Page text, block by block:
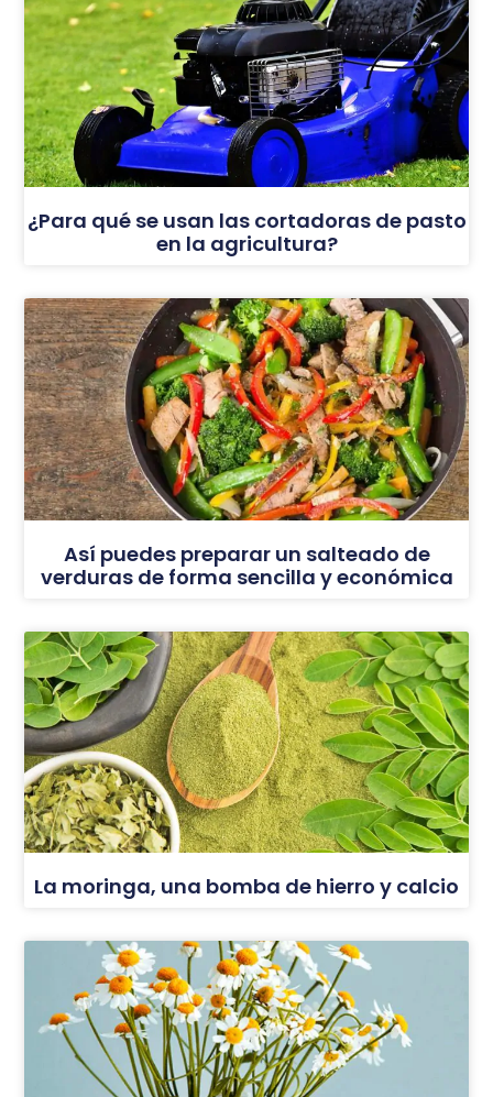
¿Para qué se usan las cortadoras de pasto
en la agricultura?
Así puedes preparar un salteado de
verduras de forma sencilla y económica
La moringa, una bomba de hierro y calcio